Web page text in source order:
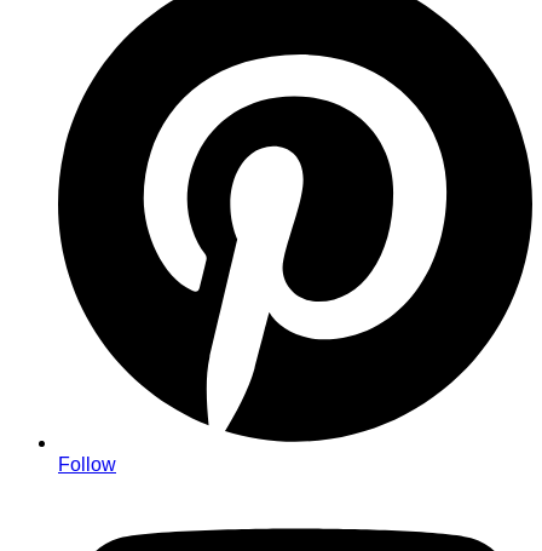
Follow